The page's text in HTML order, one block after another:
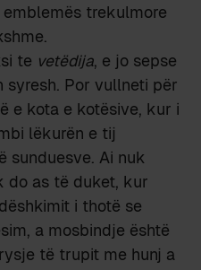
emblemës trekulmore
te vetëdija, e jo sepse
syresh. Por vullneti për
e kota e kotësive, kur i
lëkurën e tij
sunduesve. Ai nuk
do as të duket, kur
i thotë se
a mosbindje është
të trupit me hunj a